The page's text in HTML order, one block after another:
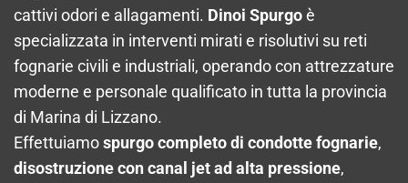
cattivi odori e allagamenti. Dinoi Spurgoè
specializzata in interventi mirati e risolutivi su reti
fognarie civili e industriali, operando con attrezzature
moderne e personale qualificato in tutta la provincia
di Marina di Lizzano.
Effettuiamospurgo completo di condotte fognarie,
disostruzione con canal jet ad alta pressione,